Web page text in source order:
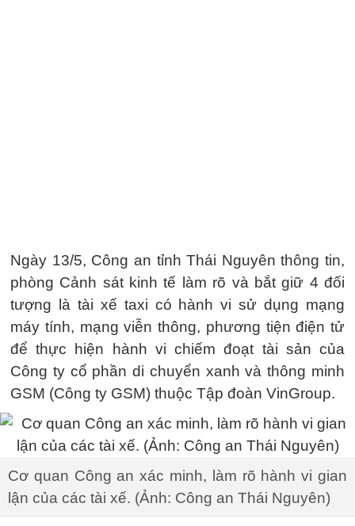
Ngày 13/5, Công an tỉnh Thái Nguyên thông tin,
phòng Cảnh sát kinh tế làm rõ và bắt giữ 4 đối
tượng là tài xế taxi có hành vi sử dụng mạng
máy tính, mạng viễn thông, phương tiện điện tử
để thực hiện hành vi chiếm đoạt tài sản của
Công ty cổ phần di chuyển xanh và thông minh
GSM (Công ty GSM) thuộc Tập đoàn VinGroup.
Cơ quan Công an xác minh, làm rõ hành vi gian
lận của các tài xế. (Ảnh: Công an Thái Nguyên)